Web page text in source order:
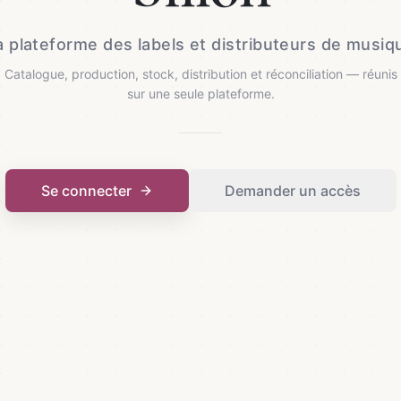
plateforme des labels et distributeurs de
Catalogue, production, stock, distribution et réconciliation — réunis
sur une seule plateforme.
Se connecter Demander un accès